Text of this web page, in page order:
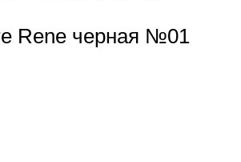
Rene черная №01